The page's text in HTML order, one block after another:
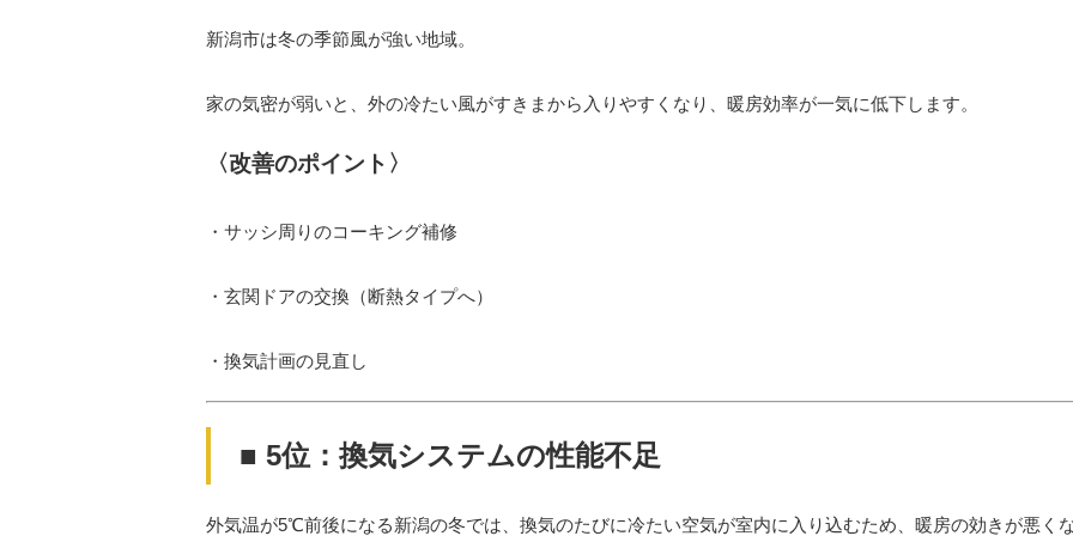
新潟市は冬の季節風が強い地域。
家の気密が弱いと、外の冷たい風がすきまから入りやすくなり、暖房効率が一気に低下します。
〈改善のポイント〉
・サッシ周りのコーキング補修
・玄関ドアの交換（断熱タイプへ）
・換気計画の見直し
■ 5位：換気システムの性能不足
外気温が5℃前後になる新潟の冬では、換気のたびに冷たい空気が室内に入り込むため、暖房の効きが悪くな